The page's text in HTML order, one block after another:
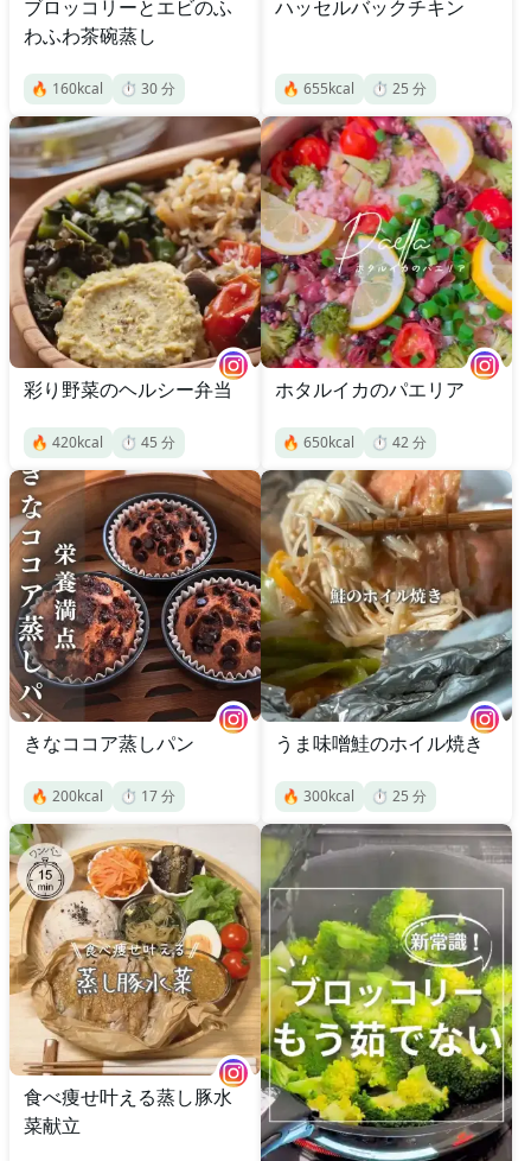
ブロッコリーとエビのふ
わふわ茶碗蒸し
🔥 160kcal ⏱️ 30分
ハッセルバックチキン
🔥 655kcal ⏱️ 25 分
彩り野菜のヘルシー弁当
🔥 420kcal ⏱️ 45 分
ホタルイカのパエリア
🔥 650kcal ⏱️ 42分
きなココア蒸しパン
🔥 200kcal ⏱️ 17分
うま味噌鮭のホイル焼き
🔥 300kcal ⏱️ 25 分
食べ痩せ叶える蒸し豚水
菜献立